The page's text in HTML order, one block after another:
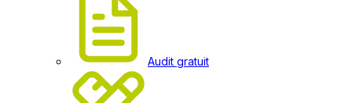
Audit gratuit